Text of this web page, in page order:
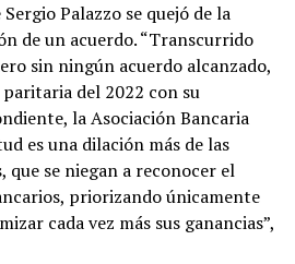
Palazzo se quejó de la
de un acuerdo. “Transcurrido
sin ningún acuerdo alcanzado,
del 2022 con su
la Asociación Bancaria
es una dilación más de las
que se niegan a reconocer el
priorizando únicamente
cada vez más sus ganancias”,